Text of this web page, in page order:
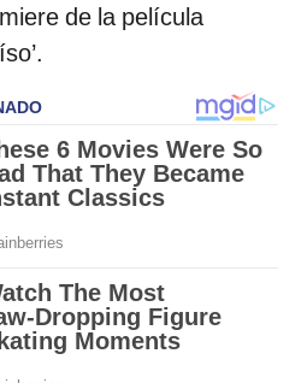
de la película